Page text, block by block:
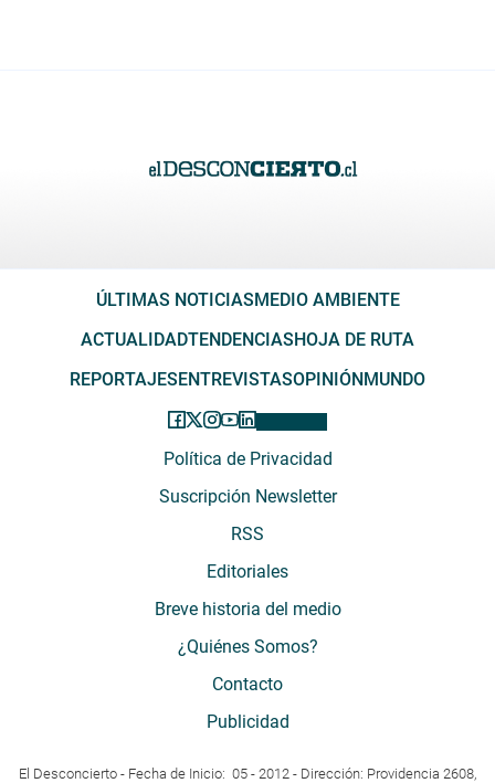
ÚLTIMAS NOTICIASMEDIO AMBIENTE
ACTUALIDADTENDENCIASHOJA DE RUTA
REPORTAJESENTREVISTASOPINIÓNMUNDO
Política de Privacidad
Suscripción Newsletter
RSS
Editoriales
Breve historia del medio
¿Quiénes Somos?
Contacto
Publicidad
El Desconcierto - Fecha de Inicio: 05 - 2012 - Dirección: Providencia 2608,